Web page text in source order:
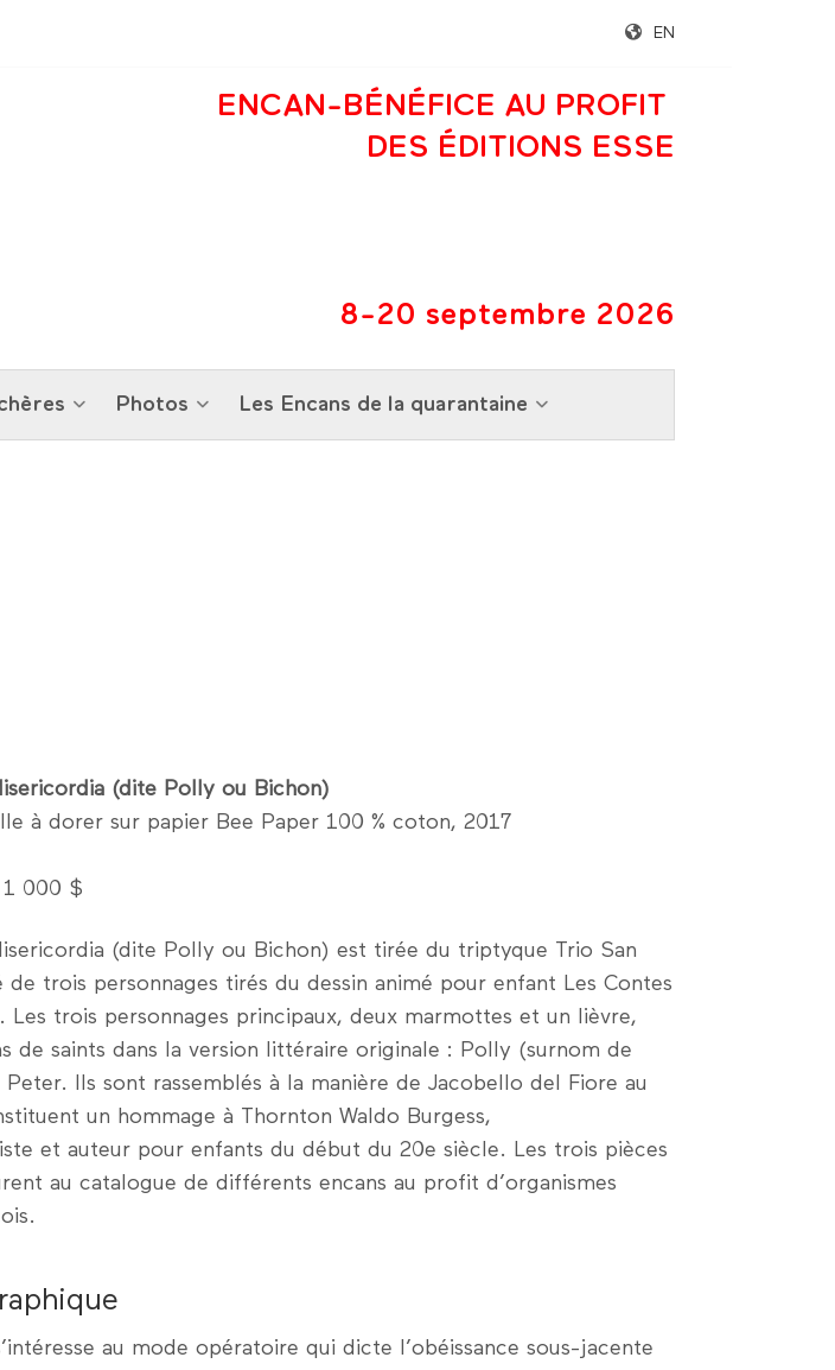
EN
ENCAN-BÉNÉFICE AU PROFIT
DES ÉDITIONS ESSE
8-20 septembre 2026
Photos Les Encans de la quarantaine
(dite Polly ou Bichon)
à dorer sur papier Bee Paper 100 % coton, 2017
1 000 $
(dite Polly ou Bichon) est tirée du triptyque Trio San
de trois personnages tirés du dessin animé pour enfant Les Contes
trois personnages principaux, deux marmottes et un lièvre,
de saints dans la version littéraire originale : Polly (surnom de
Ils sont rassemblés à la manière de Jacobello del Fiore au
un hommage à Thornton Waldo Burgess,
et auteur pour enfants du début du 20e siècle. Les trois pièces
au catalogue de différents encans au profit d’organismes
au mode opératoire qui dicte l’obéissance sous-jacente